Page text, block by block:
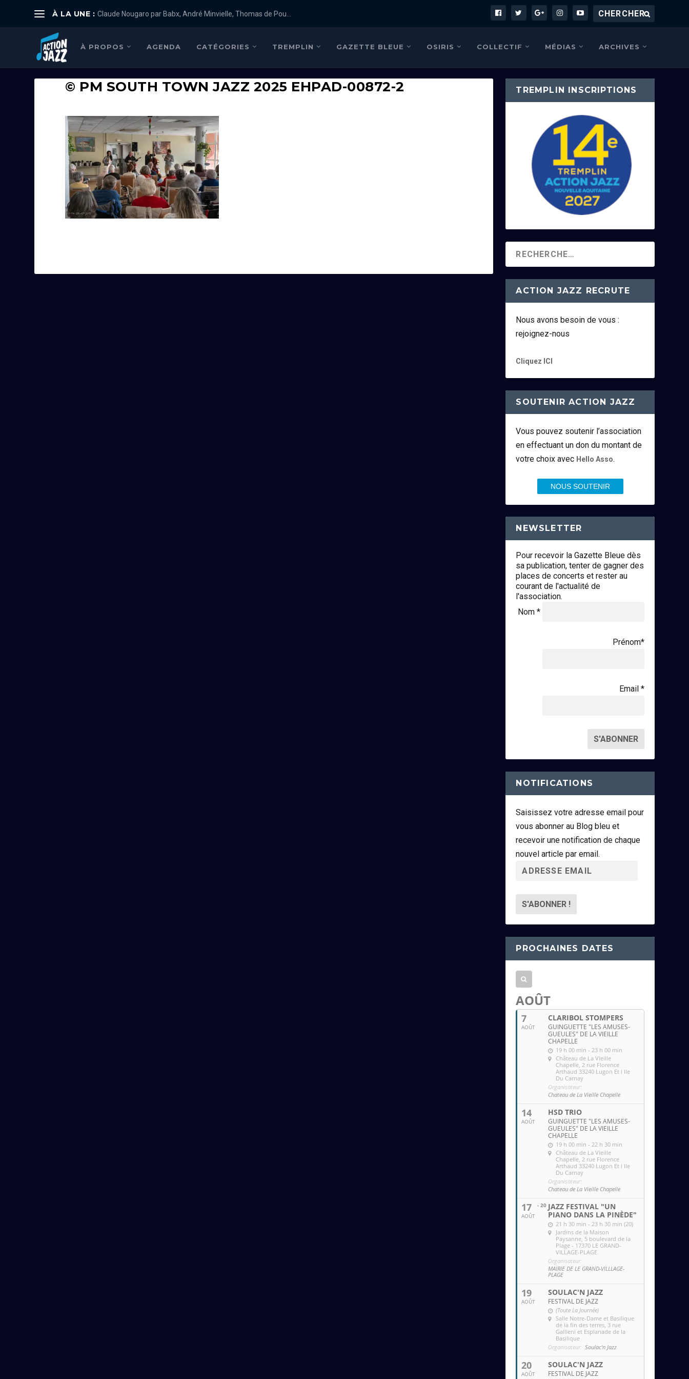
À LA UNE : Claude Nougaro par Babx, André Minvielle, Thomas de Pou...
À PROPOS AGENDA CATÉGORIES TREMPLIN GAZETTE BLEUE OSIRIS COLLECTIF MÉDIAS ARCHIVES
© PM SOUTH TOWN JAZZ 2025 EHPAD-00872-2 TREMPLIN INSCRIPTIONS
ACTION JAZZ RECRUTE
Nous avons besoin de vous :
rejoignez-nous
Cliquez ICI
SOUTENIR ACTION JAZZ
Vous pouvez soutenir l’association
en effectuant un don du montant de
votre choix avec Hello Asso.
NOUS SOUTENIR
NEWSLETTER
Pour recevoir la Gazette Bleue dès
sa publication, tenter de gagner des
places de concerts et rester au
courant de l'actualité de
l'association.
Nom *
Prénom*
Email *
NOTIFICATIONS
Saisissez votre adresse email pour
vous abonner au Blog bleu et
recevoir une notification de chaque
nouvel article par email.
r
s
s
e
m
i
PROCHAINES DATES
AOÛT
7
AOÛT
CLARIBOL STOMPERS
GUINGUETTE "LES AMUSES-
GUEULES" DE LA VIEILLE
CHAPELLE
19 h 00 min - 23 h 00 min
Château de La Vieille
Chapelle , 2 rue Florence
Arthaud 33240 Lugon Et l Ile
Du Carnay
Organisateur:
Chateau de La Vieille Chapelle
14
AOÛT
HSD TRIO
GUINGUETTE "LES AMUSES-
GUEULES" DE LA VIEILLE
CHAPELLE
19 h 00 min - 22 h 30 min
Château de La Vieille
Chapelle , 2 rue Florence
Arthaud 33240 Lugon Et l Ile
Du Carnay
Organisateur:
Chateau de La Vieille Chapelle
17
AOÛT
- 20 JAZZ FESTIVAL "UN
PIANO DANS LA PINÈDE"
21 h 30 min - 23 h 30 min (20)
Jardins de la Maison
Paysanne , 5 boulevard de la
Plage - 17370 LE GRAND-
VILLAGE-PLAGE
Organisateur:
MAIRIE DE LE GRAND-VILLLAGE-
PLAGE
19
AOÛT
SOULAC'N JAZZ
FESTIVAL DE JAZZ
(Toute La Journée)
Salle Notre-Dame et Basilique
de la fin des terres , 3 rue
Gallieni et Esplanade de la
Basilique
Organisateur: Soulac'n Jazz
20
AOÛT
SOULAC'N JAZZ
FESTIVAL DE JAZZ